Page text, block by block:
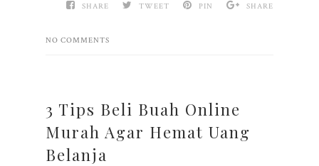
SHARE TWEET PIN SHARE
NO COMMENTS
3 Tips Beli Buah Online
Murah Agar Hemat Uang
Belanja